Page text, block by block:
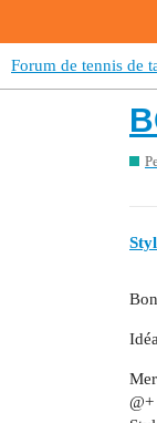
Forum de tennis de
@+